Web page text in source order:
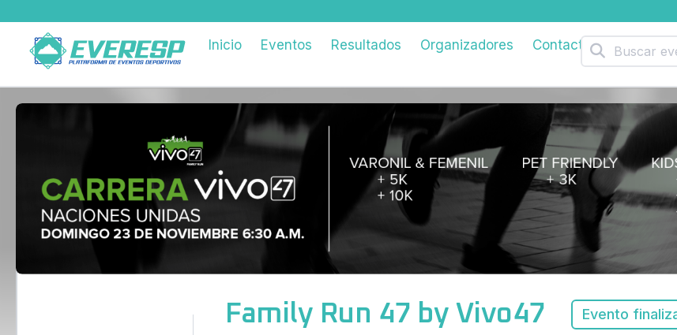
Inicio Eventos Resultados Organizadores Contacto
Family Run 47 by Vivo47 Evento